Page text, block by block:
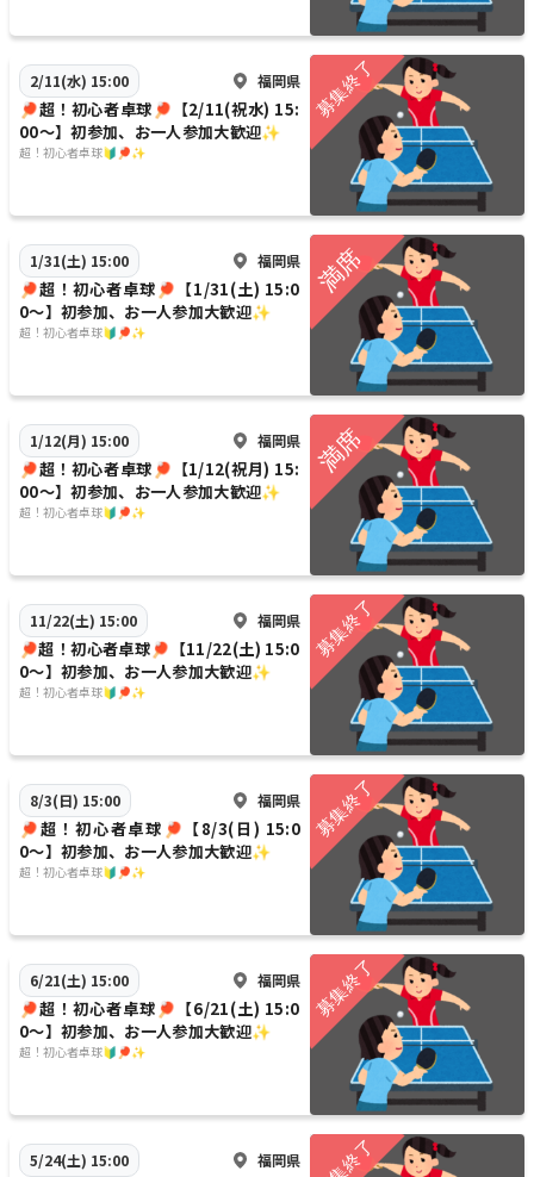
2/11(水) 15:00 福岡県
🏓超！初心者卓球🏓【2/11(祝水) 15:
00〜】初参加、お一人参加大歓迎✨
超！初心者卓球🔰🏓✨
1/31(土) 15:00 福岡県
🏓超！初心者卓球🏓【1/31(土) 15:0
0〜】初参加、お一人参加大歓迎✨
超！初心者卓球🔰🏓✨
1/12(月) 15:00 福岡県
🏓超！初心者卓球🏓【1/12(祝月) 15:
00〜】初参加、お一人参加大歓迎✨
超！初心者卓球🔰🏓✨
11/22(土) 15:00 福岡県
🏓超！初心者卓球🏓【11/22(土) 15:0
0〜】初参加、お一人参加大歓迎✨
超！初心者卓球🔰🏓✨
8/3(日) 15:00 福岡県
🏓超！初心者卓球🏓【8/3(日) 15:0
0〜】初参加、お一人参加大歓迎✨
超！初心者卓球🔰🏓✨
6/21(土) 15:00 福岡県
🏓超！初心者卓球🏓【6/21(土) 15:0
0〜】初参加、お一人参加大歓迎✨
超！初心者卓球🔰🏓✨
5/24(土) 15:00 福岡県